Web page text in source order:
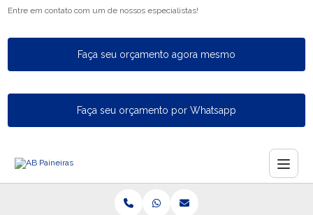
Entre em contato com um de nossos especialistas!
Faça seu orçamento agora mesmo
Faça seu orçamento por Whatsapp